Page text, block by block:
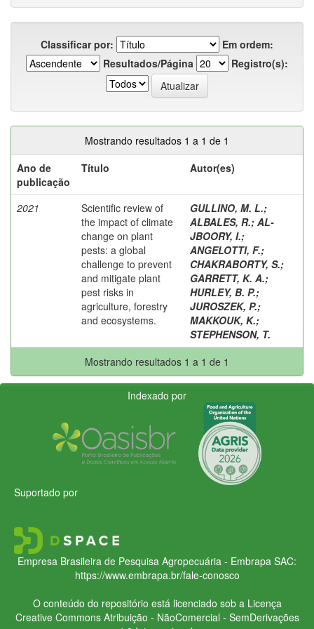
Classificar por:
Em ordem:
Resultados/Página
Registro(s):
Mostrando resultados 1 a 1 de 1
Ano de
publicação
Título Autor(es)
2021
Scientific review of
the impact of climate
change on plant
pests: a global
challenge to prevent
and mitigate plant
pest risks in
agriculture, forestry
and ecosystems.
GULLINO, M. L.;
ALBALES, R.; AL-
JBOORY, I.;
ANGELOTTI, F.;
CHAKRABORTY, S.;
GARRETT, K. A.;
HURLEY, B. P.;
JUROSZEK, P.;
MAKKOUK, K.;
STEPHENSON, T.
Mostrando resultados 1 a 1 de 1
Indexado por
Suportado por
Empresa Brasileira de Pesquisa Agropecuária - Embrapa SAC:
https://www.embrapa.br/fale-conosco
O conteúdo do repositório está licenciado sob a Licença
Creative CommonsAtribuição - NãoComercial - SemDerivações